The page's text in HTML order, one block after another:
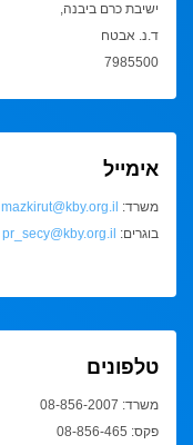
ישיבת כרם ביבנה,
ד.נ. אבטח
7985500
אימייל
משרד: mazkirut@kby.org.il
בוגרים: pr_secy@kby.org.il
טלפונים
משרד: 08-856-2007
פקס: 08-856-465